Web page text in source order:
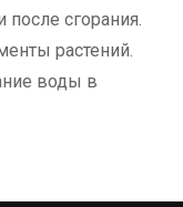
после сгорания.
растений.
воды в